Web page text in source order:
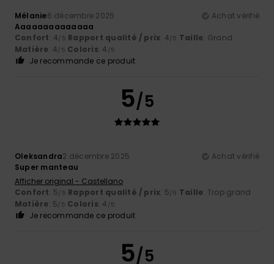
Mélanie6 décembre 2025
Achat vérifié
Aaaaaaaaaaaaaa
Confort: 4/5 Rapport qualité / prix: 4/5 Taille: Grand
Matière: 4/5 Coloris: 4 /5
Je recommande ce produit
5/5
Oleksandra2 décembre 2025
Achat vérifié
Super manteau
Afficher original - Castellano
Confort: 5/5 Rapport qualité / prix: 5/5 Taille: Trop grand
Matière: 5/5 Coloris: 4 /5
Je recommande ce produit
5/5